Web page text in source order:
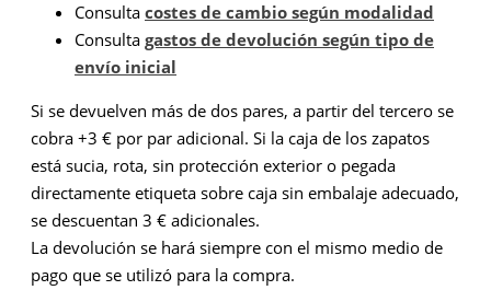
Consulta costes de cambio según modalidad
Consulta gastos de devolución según tipo de
envío inicial
Si se devuelven más de dos pares, a partir del tercero se
cobra +3 € por par adicional. Si la caja de los zapatos
está sucia, rota, sin protección exterior o pegada
directamente etiqueta sobre caja sin embalaje adecuado,
se descuentan 3 € adicionales.
La devolución se hará siempre con el mismo medio de
pago que se utilizó para la compra.